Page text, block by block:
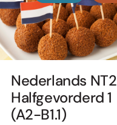
Nederlands NT2
Halfgevorderd 1
(A2-B1.1)